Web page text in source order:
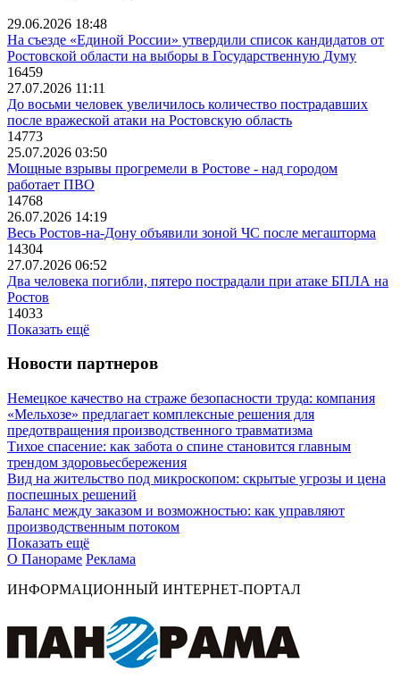
29.06.2026 18:48
На съезде «Единой России» утвердили список кандидатов от
Ростовской области на выборы в Государственную Думу
16459
27.07.2026 11:11
До восьми человек увеличилось количество пострадавших
после вражеской атаки на Ростовскую область
14773
25.07.2026 03:50
Мощные взрывы прогремели в Ростове - над городом
работает ПВО
14768
26.07.2026 14:19
Весь Ростов-на-Дону объявили зоной ЧС после мегашторма
14304
27.07.2026 06:52
Два человека погибли, пятеро пострадали при атаке БПЛА на
Ростов
14033
Показать ещё
Новости партнеров
Немецкое качество на страже безопасности труда: компания
«Мельхозе» предлагает комплексные решения для
предотвращения производственного травматизма
Тихое спасение: как забота о спине становится главным
трендом здоровьесбережения
Вид на жительство под микроскопом: скрытые угрозы и цена
поспешных решений
Баланс между заказом и возможностью: как управляют
производственным потоком
Показать ещё
О Панораме Реклама
ИНФОРМАЦИОННЫЙ ИНТЕРНЕТ-ПОРТАЛ